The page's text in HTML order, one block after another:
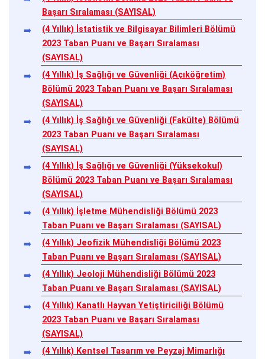
Başarı Sıralaması (SAYISAL)
(4 Yıllık) İstatistik ve Bilgisayar Bilimleri Bölümü
2023 Taban Puanı ve Başarı Sıralaması
(SAYISAL)
(4 Yıllık) İş Sağlığı ve Güvenliği (Açıköğretim)
Bölümü 2023 Taban Puanı ve Başarı Sıralaması
(SAYISAL)
(4 Yıllık) İş Sağlığı ve Güvenliği (Fakülte) Bölümü
2023 Taban Puanı ve Başarı Sıralaması
(SAYISAL)
(4 Yıllık) İş Sağlığı ve Güvenliği (Yüksekokul)
Bölümü 2023 Taban Puanı ve Başarı Sıralaması
(SAYISAL)
(4 Yıllık) İşletme Mühendisliği Bölümü 2023
Taban Puanı ve Başarı Sıralaması (SAYISAL)
(4 Yıllık) Jeofizik Mühendisliği Bölümü 2023
Taban Puanı ve Başarı Sıralaması (SAYISAL)
(4 Yıllık) Jeoloji Mühendisliği Bölümü 2023
Taban Puanı ve Başarı Sıralaması (SAYISAL)
(4 Yıllık) Kanatlı Hayvan Yetiştiriciliği Bölümü
2023 Taban Puanı ve Başarı Sıralaması
(SAYISAL)
(4 Yıllık) Kentsel Tasarım ve Peyzaj Mimarlığı